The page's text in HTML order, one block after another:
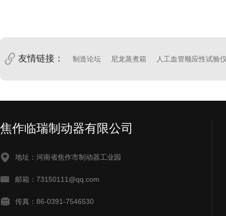
友情链接： 制造论坛 尼龙蒸煮箱 人工血管顺应性试验
焦作临瑞制动器有限公司
地址：河南省焦作市制动器工业园
邮箱：73150111@qq.com
传真：86-0391-7546530